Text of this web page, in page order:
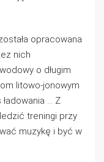
opracowana
nich
o długim
litowo-jonowym
… Z
treningi przy
muzykę i być w